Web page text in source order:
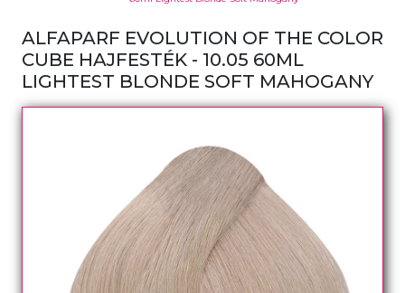
ALFAPARF EVOLUTION OF THE COLOR
CUBE HAJFESTÉK - 10.05 60ML
LIGHTEST BLONDE SOFT MAHOGANY